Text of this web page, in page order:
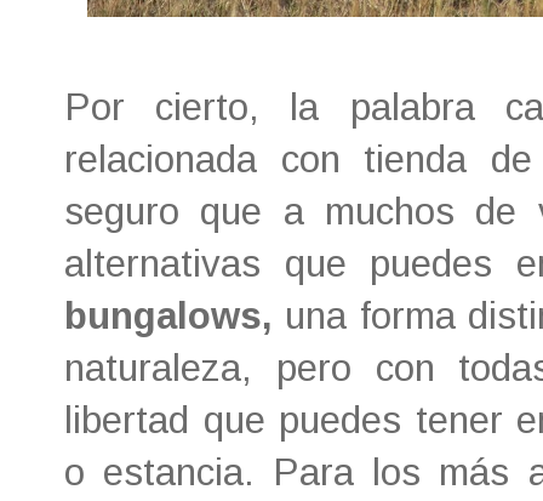
Por cierto, la palabra
relacionada con tienda
seguro que a muchos
alternativas que puedes
bungalows, una forma
naturaleza, pero con
libertad que puedes tener
o estancia. Para los más